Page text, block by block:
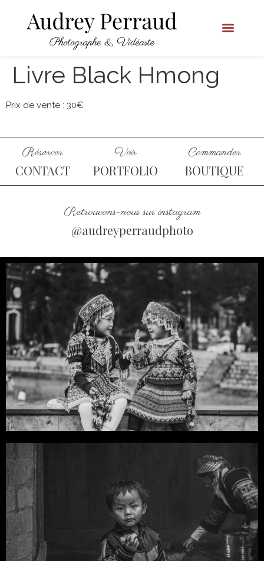
Livre Black Hmong
Prix de vente : 30€
Réserver
CONTACT
Voir
PORTFOLIO
Commander
BOUTIQUE
Retrouvons-nous sur instagram
@audreyperraudphoto